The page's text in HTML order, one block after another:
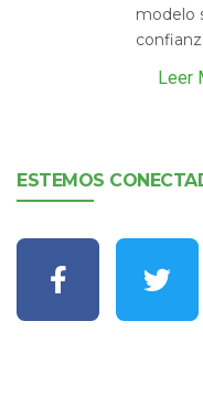
modelo
Leer
ESTEMOS